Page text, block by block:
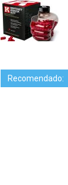
Recomendado: